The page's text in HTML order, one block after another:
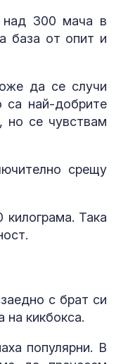
над 300 мача в
база от опит и
да се случи
са най-добрите
но се чувствам
срещу
Така
с брат си
на кикбокса.
популярни. В
Как войните между
Иран и Украйна се
превърнаха в един
Меган Маркъл по
бански в басейна за
морския щит: Нов
Шон Мендес разкри с